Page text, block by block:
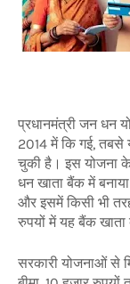
प्रधानमंत्री जन धन
2014 में कि गई, तबसे
चुकी है। इस योजना
धन खाता बैंक में
और इसमें किसी भी
रुपयों में यह बैंक खाता
सरकारी योजनाओं से